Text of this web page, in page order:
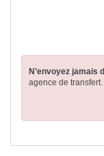
N’envoyez jamais
agence de transfert.